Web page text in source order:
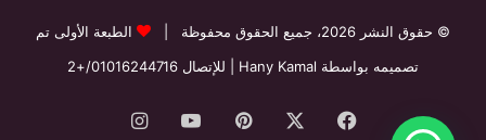
© حقوق النشر 2026، جميع الحقوق محفوظة |
الطبعة الأولى تم
تصميمه بواسطة Hany Kamal
| للإتصال 01016244716/+2
فيسبوك بينتيريست‫YouTube